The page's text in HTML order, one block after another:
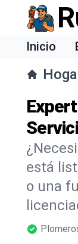
Inicio
está
o una